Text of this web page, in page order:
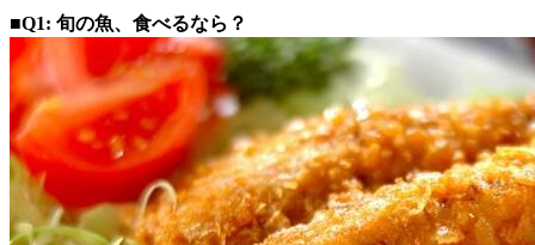
■Q1: 旬の魚、食べるなら？